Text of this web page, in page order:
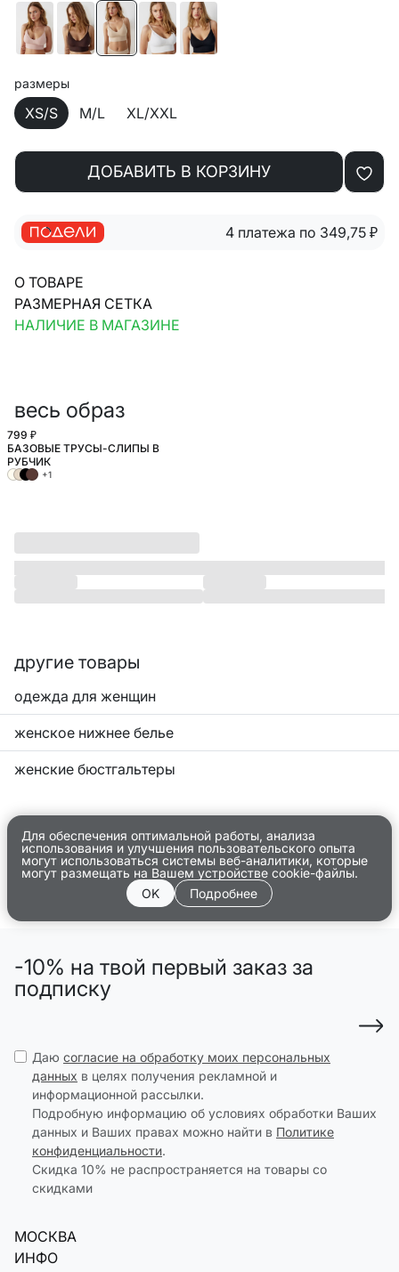
размеры
XS/S M/L XL/XXL
ДОБАВИТЬ В КОРЗИНУ
4 платежа по 349,75 ₽
О ТОВАРЕ
РАЗМЕРНАЯ СЕТКА
НАЛИЧИЕ В МАГАЗИНЕ
весь образ
799 ₽
БАЗОВЫЕ ТРУСЫ-СЛИПЫ В
РУБЧИК
+1
другие товары
одежда для женщин
женское нижнее белье
женские бюстгальтеры
Для обеспечения оптимальной работы, анализа
использования и улучшения пользовательского опыта
могут использоваться системы веб-аналитики, которые
могут размещать на Вашем устройстве cookie-файлы.
OK
Подробнее
-10% на твой первый заказ за
подписку
Даю согласие на обработку моих персональных
данных в целях получения рекламной и
информационной рассылки.
Подробную информацию об условиях обработки Ваших
данных и Ваших правах можно найти в Политике
конфиденциальности.
Скидка 10% не распространяется на товары со
скидками
МОСКВА
ИНФО